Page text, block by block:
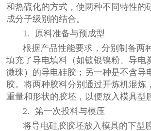
和热硫化的方式，使两种不同特性的
成分子级别的结合。
1. 原料准备与预成型
根据产品性能要求，分别制备两
填充了导电填料（如镀银镍粉、导电
微珠）的导电硅胶；另一种是不含导
胶。将两种胶料分别通过开炼机混炼
重量和形状的胶坯，以便放入模具型
2. 第一次投料与模压
将导电硅胶胶坯放入模具的下型